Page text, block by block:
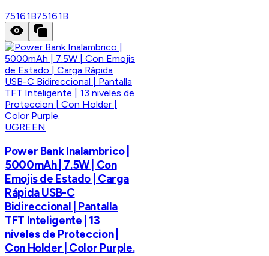
75161B75161B
UGREEN
Power Bank Inalambrico |
5000mAh | 7.5W | Con
Emojis de Estado | Carga
Rápida USB-C
Bidireccional | Pantalla
TFT Inteligente | 13
niveles de Proteccion |
Con Holder | Color Purple.